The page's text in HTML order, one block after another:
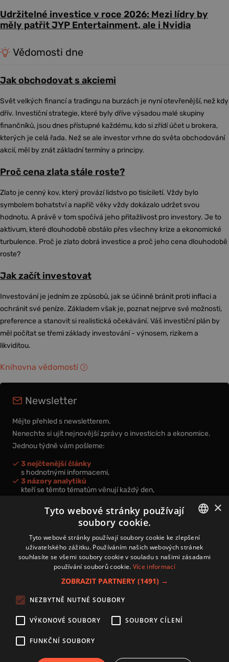
Udržitelné investice v roce 2026: Mezi lídry by
měly patřit JYP Entertainment, ale i Nvidia
Vědomosti dne
Jak obchodovat s akciemi
Svět velkých financí a tradingu na burzách je nyní otevřenější, než kdy
dřív. Investiční strategie, které byly dříve výsadou malé skupiny
finančníků, jsou dnes přístupné každému, kdo si zřídí účet u brokera,
kterých je celá řada. Než se ale investor vrhne do světa obchodování
akcií, měl by znát základní termíny a principy.
Proč cena zlata stále roste?
Zlato je cenný kov, který provází lidstvo po tisíciletí. Vždy bylo
symbolem bohatství a napříč věky vždy dokázalo udržet svou
hodnotu. A právě v tom spočívá jeho přitažlivost pro investory. Je to
aktivum, které dlouhodobě obstálo přes všechny krize a ekonomické
turbulence. Proč je zlato dobrá investice a proč jeho cena dlouhodobě
roste?
Jak začít investovat
Investování je jedním ze způsobů, jak se účinně bránit proti inflaci a
ochránit své peníze. Základem však je, poznat nejprve své možnosti,
preference a stanovit si realistická očekávání. Váš investiční plán by
měl počítat se třemi základy investování - výnosem, rizikem a
likviditou.
Knihovna vědomostí
Newsletter
Mějte přehled s newsletterem.
Nenechte si ujít nejnovější zprávy o investicích a ekonomice.
Jednou týdně vám pošleme:
3 nejčtenější články
s hodnotnými informacemi,
3 názory analytiků
kteří se těmto tématům věnují každý den,
nová videa a podcasty
k prohloubení vašich znalostí.
Přihlášením k newsletteru vyjadřujete svůj souhlas spodmínkami
zpracování osobních údajů.
Zásady používání souborů cookies
Autoři
Nastavení cookies
CZECH
×
Tyto webové stránky používají
soubory cookie.
Tyto webové stránky používají soubory cookie ke zlepšení
uživatelského zážitku. Používáním našich webových stránek
souhlasíte se všemi soubory cookie v souladu s našimi zásadami
používání souborů cookie. Více informací
ZOBRAZIT PARTNERY (1491) →
NEZBYTNĚ NUTNÉ SOUBORY
VÝKONOVÉ SOUBORY SOUBORY CÍLENÍ
FUNKČNÍ SOUBORY